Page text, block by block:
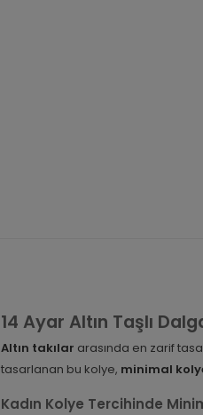
14 Ayar Altın Taşlı
Altın takılar arasında en zarif
tasarlanan bu kolye, minimal
Kadın Kolye Tercihinde